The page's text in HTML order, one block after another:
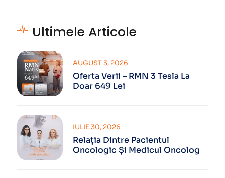
Ultimele Articole
Oferta Verii – RMN 3 Tesla La
Doar 649 Lei
AUGUST 3, 2026
Relația Dintre Pacientul
Oncologic Și Medicul Oncolog
IULIE 30, 2026